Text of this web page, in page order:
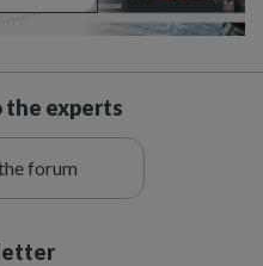
experts
forum